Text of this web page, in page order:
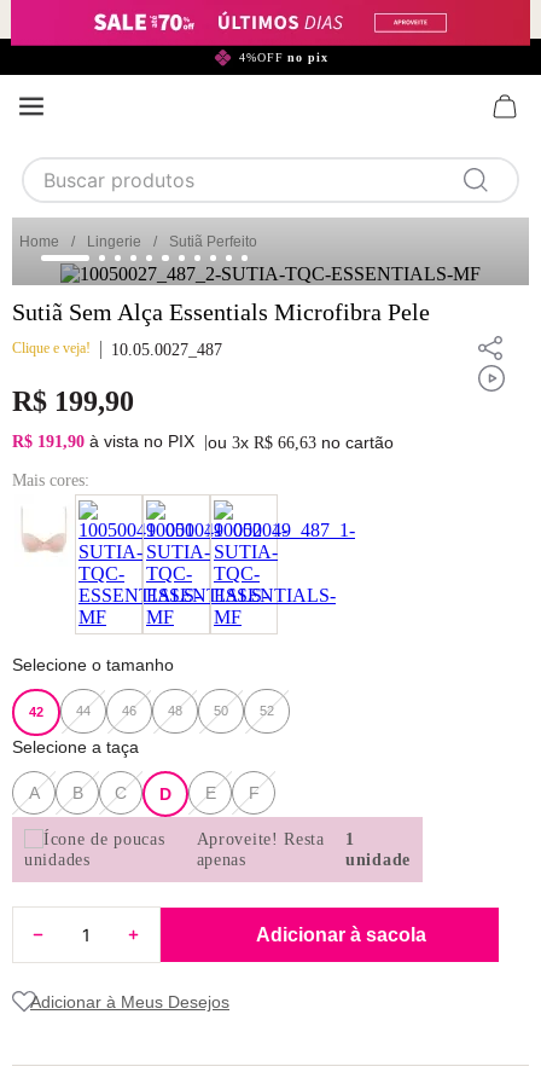
4%OFF no pix
Buscar produtos
1 calcinha
2 sutiã
3 camisola
4 calcinha algodão
5 sutiã calcinha
6 algodão
renda
pijama
sutiã renda
Lingerie Sutiã Perfeito
Sutiã Sem Alça Essentials Microfibra Pele
Clique e veja! 10.05.0027_487
R$ 199,90
R$ 191,90 à vista no PIX ou 3x R$ 66,63 no cartão
Mais cores:
Selecione o tamanho
42 44 46 48 50 52
Selecione a taça
A B C D E F
Aproveite!Resta
apenas
1
unidade
Adicionar à sacola